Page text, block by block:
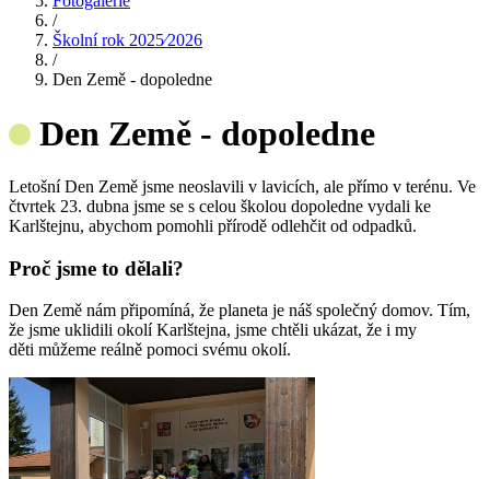
/
Školní rok 2025⁄2026
/
Den Země - dopoledne
Den Země - dopoledne
Letošní Den Země jsme neoslavili v lavicích, ale přímo v terénu. Ve
čtvrtek 23. dubna jsme se s celou školou dopoledne vydali ke
Karlštejnu, abychom pomohli přírodě odlehčit od odpadků.
Proč jsme to dělali?
Den Země nám připomíná, že planeta je náš společný domov. Tím,
že jsme uklidili okolí Karlštejna, jsme chtěli ukázat, že i my
děti můžeme reálně pomoci svému okolí.